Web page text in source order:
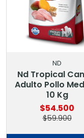
ND
Nd Tropical
Adulto Pollo
10 Kg
$54.500
$59.900